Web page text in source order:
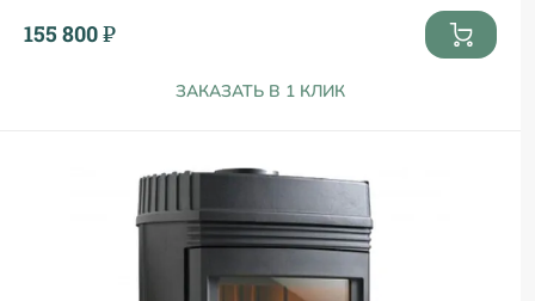
155 800 ₽
ЗАКАЗАТЬ В 1 КЛИК